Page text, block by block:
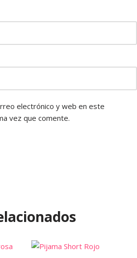
electrónico y web en este
vez que comente.